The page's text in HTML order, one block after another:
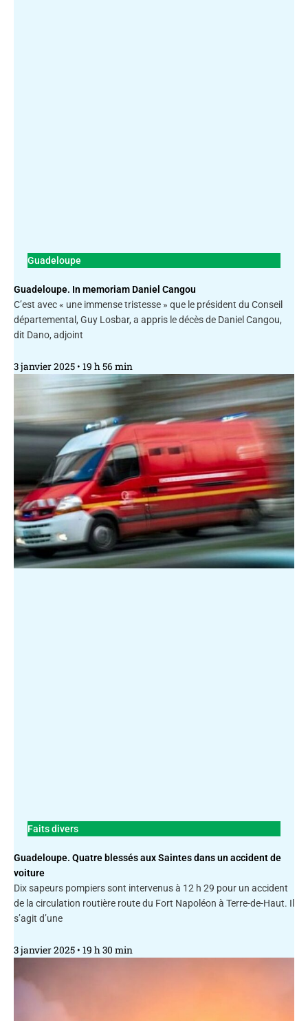
Guadeloupe
Guadeloupe. In memoriam Daniel Cangou
C’est avec « une immense tristesse » que le président du Conseil
départemental, Guy Losbar, a appris le décès de Daniel Cangou,
dit Dano, adjoint
3 janvier 2025 19 h 56 min
Faits divers
Guadeloupe. Quatre blessés aux Saintes dans un accident de
voiture
Dix sapeurs pompiers sont intervenus à 12 h 29 pour un accident
de la circulation routière route du Fort Napoléon à Terre-de-Haut. Il
s’agit d’une
3 janvier 2025 19 h 30 min